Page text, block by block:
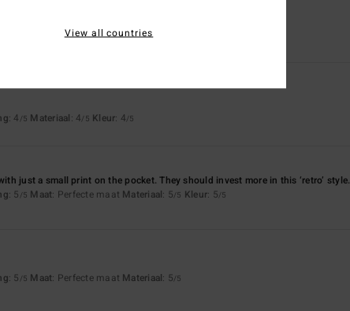
: Perfecte maatMateriaal
: 4 /5 Materiaal: 4/5 Kleur: 4/5
just a small print on the pocket. They should invest more in this ‘retro’ style.
: 5 /5 Maat: Perfecte maat Materiaal: 5/5 Kleur: 5/5
: 5 /5 Maat: Perfecte maat Materiaal: 5/5
View all countries